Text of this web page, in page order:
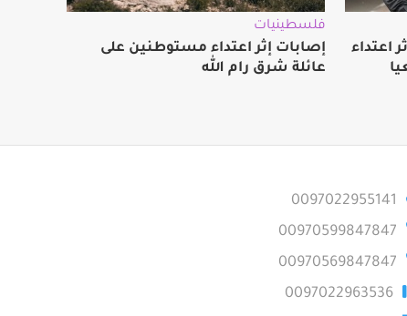
اعتداء
فلسطينيات
‏إصابات إثر اعتداء مستوطنين على
عائلة شرق رام الله
0097022955141
00970599847847
00970569847847
0097022963536